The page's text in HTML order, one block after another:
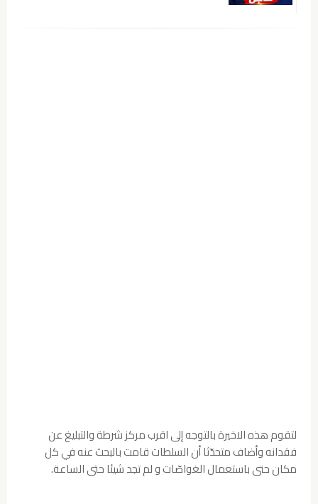
لتقوم هذه الاخيرة بالتوجه إلى اقرب مركز شرطة والتبليغ عن
فقدانه وأضاف متحدّثا أن السلطات قامت بالبحث عنه في كل
مكان حتى باستعمال الغواصّات و لم تجد شيئا حتى الساعة.